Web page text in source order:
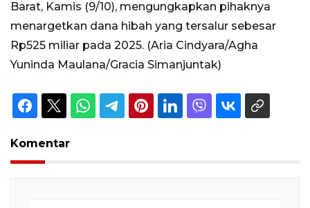
Barat, Kamis (9/10), mengungkapkan pihaknya
menargetkan dana hibah yang tersalur sebesar
Rp525 miliar pada 2025. (Aria Cindyara/Agha
Yuninda Maulana/Gracia Simanjuntak)
Komentar